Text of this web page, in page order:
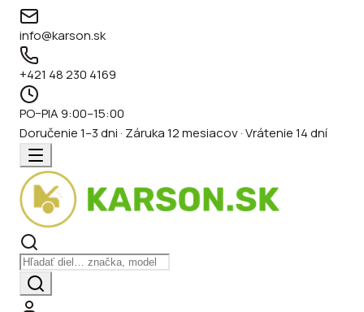
info@karson.sk
+421 48 230 4169
PO–PIA 9:00–15:00
Doručenie 1–3 dni · Záruka 12 mesiacov · Vrátenie 14 dní